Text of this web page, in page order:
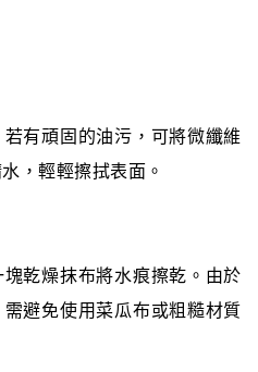
有頑固的油污，可將微纖維
，輕輕擦拭表面。
乾燥抹布將水痕擦乾。由於
避免使用菜瓜布或粗糙材質